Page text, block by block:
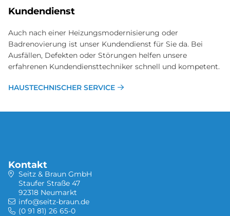
Kundendienst
Auch nach einer Heizungsmodernisierung oder
Badrenovierung ist unser Kundendienst für Sie da. Bei
Ausfällen, Defekten oder Störungen helfen unsere
erfahrenen Kundendiensttechniker schnell und kompetent.
HAUSTECHNISCHER SERVICE
Kontakt
Seitz & Braun GmbH
Staufer Straße 47
92318 Neumarkt
info@seitz-braun.de
(0 91 81) 26 65-0